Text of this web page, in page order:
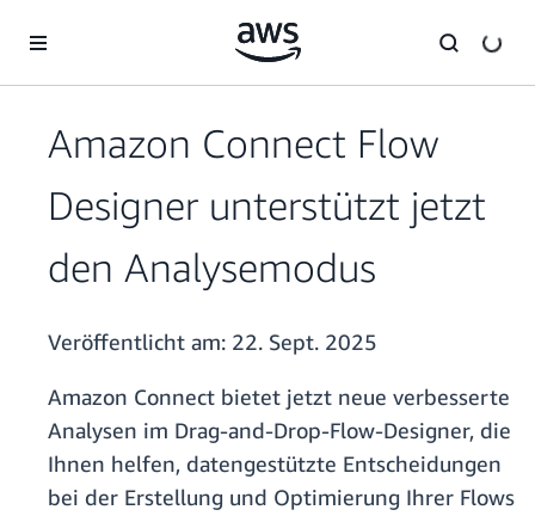
Überspringen zum Hauptinhalt
Amazon Connect Flow
Designer unterstützt jetzt
den Analysemodus
Veröffentlicht am: 22. Sept. 2025
Amazon Connect bietet jetzt neue verbesserte
Analysen im Drag-and-Drop-Flow-Designer, die
Ihnen helfen, datengestützte Entscheidungen
bei der Erstellung und Optimierung Ihrer Flows